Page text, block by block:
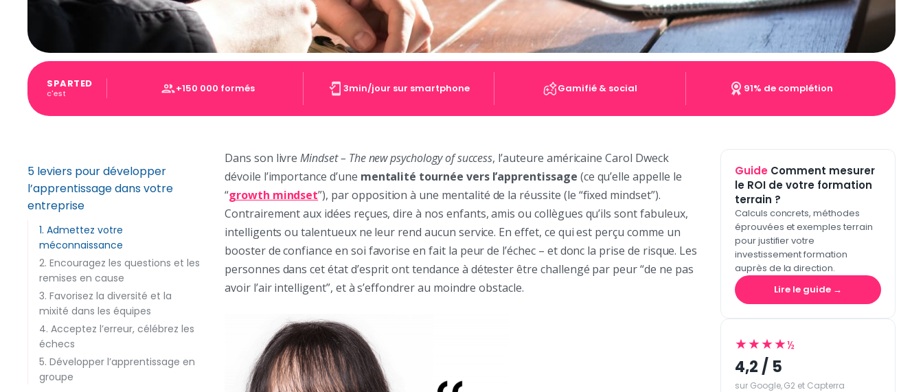
SPARTED
c'est +150 000 formés 3min/jour sur smartphone Gamifié & social 91% de complétion
5 leviers pour développer
l’apprentissage dans votre
entreprise
1. Admettez votre
méconnaissance
2. Encouragez les questions et les
remises en cause
3. Favorisez la diversité et la
mixité dans les équipes
4. Acceptez l’erreur, célébrez les
échecs
5. Développer l’apprentissage en
groupe
Dans son livreMindset – The new psychology of success, l’auteure américaine Carol Dweck
dévoile l’importance d’une mentalité tournée vers l’apprentissage (ce qu’elle appelle le
“growth mindset”), par opposition à une mentalité de la réussite (le “fixed mindset”).
Contrairement aux idées reçues, dire à nos enfants, amis ou collègues qu’ils sont fabuleux,
intelligents ou talentueux ne leur rend aucun service. En effet, ce qui est perçu comme un
booster de confiance en soi favorise en fait la peur de l’échec – et donc la prise de risque. Les
personnes dans cet état d’esprit ont tendance à détester être challengé par peur “de ne pas
avoir l’air intelligent”, et à s’effondrer au moindre obstacle.
Guide Comment mesurer
le ROI de votre formation
terrain ?
Calculs concrets, méthodes
éprouvées et exemples terrain
pour justifier votre
investissement formation
auprès de la direction.
Lire le guide →
★★★★½
4,2 / 5
sur Google, G2 et Capterra